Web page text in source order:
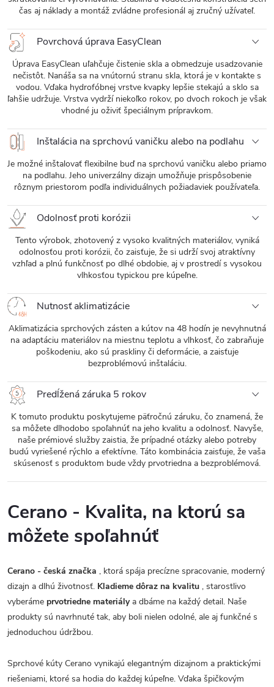
čas aj náklady a montáž zvládne profesionál aj zručný užívateľ.
Povrchová úprava EasyClean
Úprava EasyClean uľahčuje čistenie skla a obmedzuje usadzovanie
nečistôt. Nanáša sa na vnútornú stranu skla, ktorá je v kontakte s
vodou. Vďaka hydrofóbnej vrstve kvapky lepšie stekajú a sklo sa
ľahšie udržuje. Vrstva vydrží niekoľko rokov, po dvoch rokoch je však
vhodné ju oživiť špeciálnym prípravkom.
Inštalácia na sprchovú vaničku alebo na podlahu
Je možné inštalovať flexibilne buď na sprchovú vaničku alebo priamo
na podlahu. Jeho univerzálny dizajn umožňuje prispôsobenie
rôznym priestorom podľa individuálnych požiadaviek používateľa.
Odolnosť proti korózii
Tento výrobok, zhotovený z vysoko kvalitných materiálov, vyniká
odolnosťou proti korózii, čo zaisťuje, že si udrží svoj atraktívny
vzhľad a plnú funkčnosť po dlhé obdobie, aj v prostredí s vysokou
vlhkosťou typickou pre kúpeľne.
Nutnosť aklimatizácie
Aklimatizácia sprchových zásten a kútov na 48 hodín je nevyhnutná
na adaptáciu materiálov na miestnu teplotu a vlhkosť, čo zabraňuje
poškodeniu, ako sú praskliny či deformácie, a zaisťuje
bezproblémovú inštaláciu.
Predĺžená záruka 5 rokov
K tomuto produktu poskytujeme päťročnú záruku, čo znamená, že
sa môžete dlhodobo spoľahnúť na jeho kvalitu a odolnosť. Navyše,
naše prémiové služby zaistia, že prípadné otázky alebo potreby
budú vyriešené rýchlo a efektívne. Táto kombinácia zaisťuje, že vaša
skúsenosť s produktom bude vždy prvotriedna a bezproblémová.
Cerano - Kvalita, na ktorú sa
môžete spoľahnúť
Cerano - česká značka , ktorá spája precízne spracovanie, moderný
dizajn a dlhú životnosť. Kladieme dôraz na kvalitu , starostlivo
vyberáme prvotriedne materiálya dbáme na každý detail. Naše
produkty sú navrhnuté tak, aby boli nielen odolné, ale aj funkčné s
jednoduchou údržbou.
Sprchové kúty Cerano vynikajú elegantným dizajnom a praktickými
riešeniami, ktoré sa hodia do každej kúpeľne. Vďaka špičkovým